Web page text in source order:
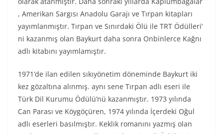
, Amerikan Sargısı Anadolu Garajı ve Tırpan kitapları
yayımlanmıştır. Tırpan ve Sınırdaki Ölü ile TRT Ödülleri’
ni kazanmış olan Baykurt daha sonra Onbinlerce Kağnı
adlı kitabını yayımlamıştır.
1971’de ilan edilen sıkıyönetim döneminde Baykurt iki
kez gözaltına alınmış. aynı sene Tırpan adlı eseri ile
Türk Dil Kurumu Ödülü’nü kazanmıştır. 1973 yılında
Can Parası ve Köygöçüren, 1974 yılında İçerdeki Oğul
adlı eserleri basılmıştır. Keklik romanını yazmış olan